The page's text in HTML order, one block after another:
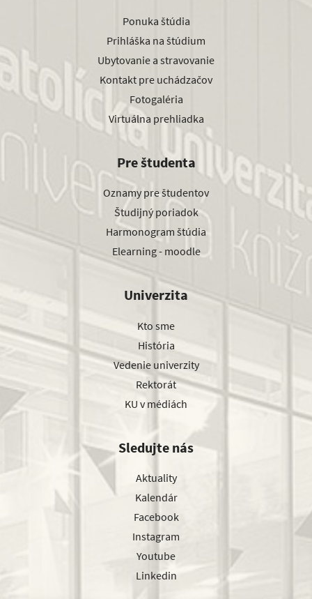
Ponuka štúdia
Prihláška na štúdium
Ubytovanie a stravovanie
Kontakt pre uchádzačov
Fotogaléria
Virtuálna prehliadka
Pre študenta
Oznamy pre študentov
Študijný poriadok
Harmonogram štúdia
Elearning - moodle
Univerzita
Kto sme
História
Vedenie univerzity
Rektorát
KU v médiách
Sledujte nás
Aktuality
Kalendár
Facebook
Instagram
Youtube
Linkedin